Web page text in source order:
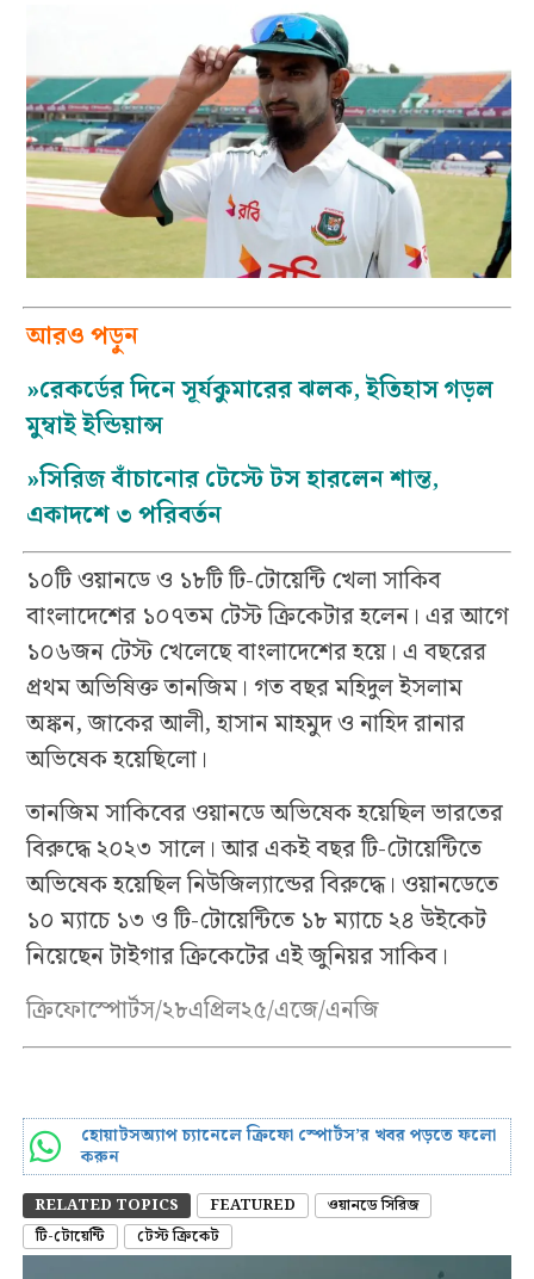
আরও পড়ুন
»রেকর্ডের দিনে সূর্যকুমারের ঝলক, ইতিহাস গড়ল
মুম্বাই ইন্ডিয়ান্স
»সিরিজ বাঁচানোর টেস্টে টস হারলেন শান্ত,
একাদশে ৩ পরিবর্তন
১০টি ওয়ানডে ও ১৮টি টি-টোয়েন্টি খেলা সাকিব
বাংলাদেশের ১০৭তম টেস্ট ক্রিকেটার হলেন। এর আগে
১০৬জন টেস্ট খেলেছে বাংলাদেশের হয়ে। এ বছরের
প্রথম অভিষিক্ত তানজিম। গত বছর মহিদুল ইসলাম
অঙ্কন, জাকের আলী, হাসান মাহমুদ ও নাহিদ রানার
অভিষেক হয়েছিলো।
তানজিম সাকিবের ওয়ানডে অভিষেক হয়েছিল ভারতের
বিরুদ্ধে ২০২৩ সালে। আর একই বছর টি-টোয়েন্টিতে
অভিষেক হয়েছিল নিউজিল্যান্ডের বিরুদ্ধে। ওয়ানডেতে
১০ ম্যাচে ১৩ ও টি-টোয়েন্টিতে ১৮ ম্যাচে ২৪ উইকেট
নিয়েছেন টাইগার ক্রিকেটের এই জুনিয়র সাকিব।
ক্রিফোস্পোর্টস/২৮এপ্রিল২৫/এজে/এনজি
হোয়াটসঅ্যাপ চ্যানেলে ক্রিফো স্পোর্টস’র খবর পড়তে ফলো
করুন
RELATED TOPICS FEATURED
ওয়ানডে সিরিজ
টি-টোয়েন্টি
টেস্ট ক্রিকেট